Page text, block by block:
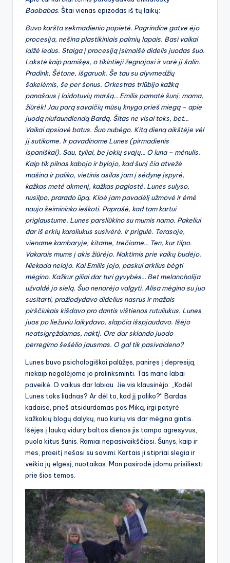
Baobabas. Štai vienas epizodas iš tų laikų:
Buvo karšta sekmadienio popietė. Pagrindine gatve ėjo
procesija, nešina plastikiniais palmių lapais. Basi vaikai
laižė ledus. Staiga į procesiją įsimaišė didelis juodas šuo.
Lakstė kaip pamišęs, o tikintieji žegnojosi ir varė jį šalin.
Pradink, Šėtone, išgaruok. Še tau su alyvmedžių
šakelėmis, še per šonus. Orkestras triūbijo kažką
panašaus į laidotuvių maršą… Emilis pamatė šunį: mama,
žiūrėk! Jau porą savaičių mūsų knyga prieš miegą – apie
juodą niufaundlendą Bardą. Šitas ne visai toks, bet…
Vaikai apsiavė batus. Šuo nubėgo. Kitą dieną aikštėje vėl
jį sutikome. Ir pavadinome Lunes (pirmadienis
ispaniškai). Sau, tyliai, be jokių svajų… O luna – mėnulis.
Kaip tik pilnas kabojo ir bylojo, kad šunį čia atvežė
mašina ir paliko, vietinis asilas jam į sėdynę įspyrė,
kažkas metė akmenį, kažkas paglostė. Lunes sulyso,
nusilpo, prarado ūpą. Kloė jam pavadėlį užmovė ir ėmė
naujo šeimininko ieškoti. Paprašė, kad tam kartui
priglaustume. Lunes parsliūkino su mumis namo. Pakeliui
dar iš erkių karoliukus susivėrė. Ir prigulė. Terasoje,
viename kambaryje, kitame, trečiame… Ten, kur tilpo.
Vakarais mums į akis žiūrėjo. Naktimis prie vaikų budėjo.
Niekada nelojo. Kai Emilis jojo, paskui arklius bėgti
mėgino. Kažkur giliai dar turi gyvybės… Bet melancholija
užvaldė jo sielą. Šuo nenorėjo valgyti. Alisa mėgino su juo
susitarti, pražiodydavo didelius nasrus ir mažais
pirščiukais kišdavo pro dantis vištienos rutuliukus. Lunes
juos po liežuviu laikydavo, slapčia išspjaudavo. Išėjo
neatsigręždamas, naktį. Ore dar sklando juodo
perregimo šešėlio jausmas. O gal tik pasivaideno?
Lunes buvo psichologiškai palūžęs, paniręs į depresiją,
niekaip negalėjome jo pralinksminti. Tas mane labai
paveikė. O vaikus dar labiau. Jie vis klausinėjo: „Kodėl
Lunes toks liūdnas? Ar dėl to, kad jį paliko?“ Bardas
kadaise, prieš atsidurdamas pas Miką, irgi patyrė
kažkokių blogų dalykų, nuo kurių vis dar mėgina gintis.
Išėjęs į lauką vidury baltos dienos jis tampa agresyvus,
puola kitus šunis. Ramiai nepasivaikščiosi. Šunys, kaip ir
mes, praeitį nešasi su savimi. Kartais ji stipriai slegia ir
veikia jų elgesį, nuotaikas. Man pasirodė įdomu prisiliesti
prie šios temos.